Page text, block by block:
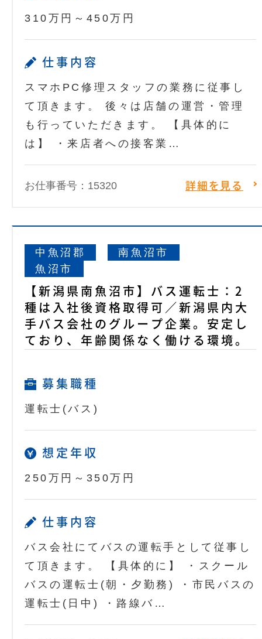
310万円～450万円
仕事内容
スマホPC修理スタッフの業務に従事し
て頂きます。 後々は店舗の運営・管理
も行っていただきます。 【具体的に
は】 ・来店者への接客業…
お仕事番号：15320 詳細を見る
中魚沼郡
南魚沼市
魚沼市
【新潟県南魚沼市】バス運転士：2
種は入社後資格取得可／新潟県内大
手バス会社のグループ企業。安定し
ており、年齢関係なく働ける環境。
募集職種
運転士(バス)
想定年収
250万円～350万円
仕事内容
バス会社にてバスの運転手として従事し
て頂きます。 【具体的に】 ・スクール
バスの運転士(朝・夕勤務) ・市民バスの
運転士(日中) ・路線バ…